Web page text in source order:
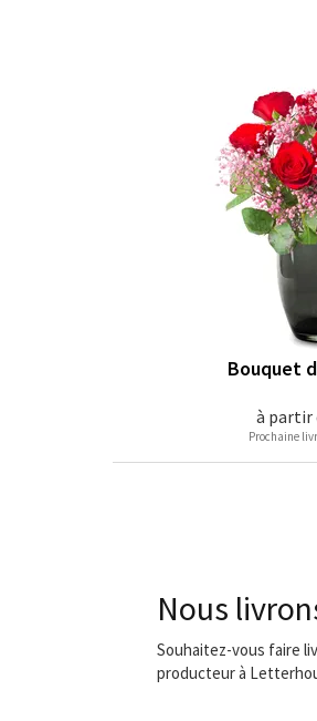
à partir
Bouquet
Prochaine
Nous
Souhaitez-vous faire
producteur à